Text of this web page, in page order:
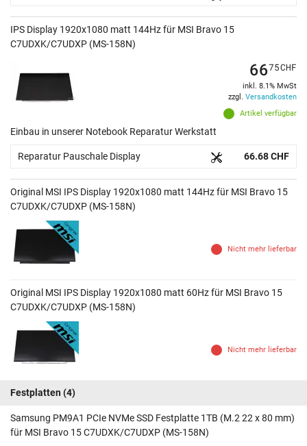
IPS Display 1920x1080 matt 144Hz für MSI Bravo 15
C7UDXK/C7UDXP (MS-158N)
Artikel verfügbar
6675CHF
inkl. 8.1% MwSt
zzgl. Versandkosten
Einbau in unserer Notebook Reparatur Werkstatt
Reparatur Pauschale Display 66.68 CHF
Original MSI IPS Display 1920x1080 matt 144Hz für MSI Bravo 15
C7UDXK/C7UDXP (MS-158N)
Nicht mehr lieferbar
Original MSI IPS Display 1920x1080 matt 60Hz für MSI Bravo 15
C7UDXK/C7UDXP (MS-158N)
Nicht mehr lieferbar
Festplatten (4)
Samsung PM9A1 PCIe NVMe SSD Festplatte 1TB (M.2 22 x 80 mm)
für MSI Bravo 15 C7UDXK/C7UDXP (MS-158N)